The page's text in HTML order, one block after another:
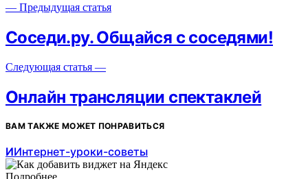
— Предыдущая статья
Соседи.ру. Общайся с соседями!
Следующая статья —
Онлайн трансляции спектаклей
ВАМ ТАКЖЕ МОЖЕТ ПОНРАВИТЬСЯ
ИИнтернет-уроки-советы
Подробнее